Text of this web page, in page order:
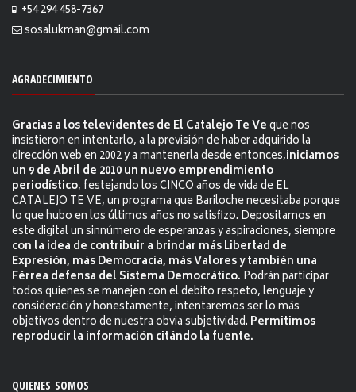
+54 294 458-7367
sosalukman@gmail.com
AGRADECIMIENTO
Gracias a los televidentes de El Catalejo Te Veque nos
insistieron en intentarlo, a la previsión de haber adquirido la
dirección web en 2002 y a mantenerla desde entonces,iniciamos
un 9 de Abril de 2010 un nuevo emprendimiento
periodístico, festejando los CINCO años de vida de EL
CATALEJO TE VE, un programa que Bariloche necesitaba porque
lo que hubo en los últimos años no satisfizo. Depositamos en
este digital un sinnúmero de esperanzas y aspiraciones, siempre
con la idea de contribuir a brindar más Libertad de
Expresión, más Democracia, más Valores y también una
Férrea defensa del Sistema Democrático. Podrán participar
todos quienes se manejen con el debito respeto, lenguaje y
consideración y honestamente, intentaremos ser lo más
objetivos dentro de nuestra obvia subjetividad. Permitimos
reproducir la información citándo la fuente.
QUIENES SOMOS